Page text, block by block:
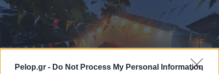
Pelop.gr - Do Not Process My Personal Information